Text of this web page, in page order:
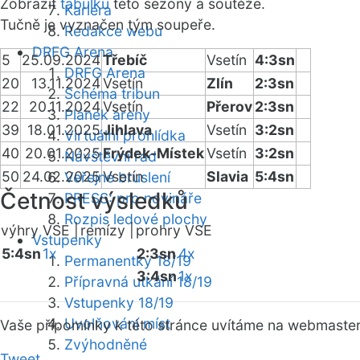
Kariéra
Redakce webu
DRFG Arena
DRFG Arena
Schéma tribun
Plánek areny
Virtuální prohlídka
Návštěvní řád
Veřejné bruslení
PRESS: pro novináře
Rozpis ledové plochy
Vstupenky
Permanentky 18/19
Přípravná utkání 18/19
Vstupenky 18/19
Uvolňování míst
Zvýhodněné
Zobrazit tabulku této sezóny a soutěže.
Tučně je vyznačen tým soupeře.
5 25.09.2024Třebíč Vsetín 4:3sn
20
13.11.2024Vsetín Zlín
2:3sn
22
20.11.2024Vsetín Přerov2:3sn
39 18.01.2025Jihlava Vsetín 3:2sn
40 20.01.2025Frýdek-MístekVsetín 3:2sn
50 24.02.2025Vsetín Slavia 5:4sn
Četnost výsledků
výhry VSE |remízy | prohry VSE
5:4sn1x 2:3sn4x
3:4sn1x
Vaše připomínky k této stránce uvítáme na webmaster